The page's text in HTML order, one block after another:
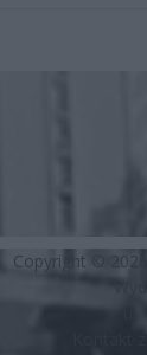
Copyright © 2026